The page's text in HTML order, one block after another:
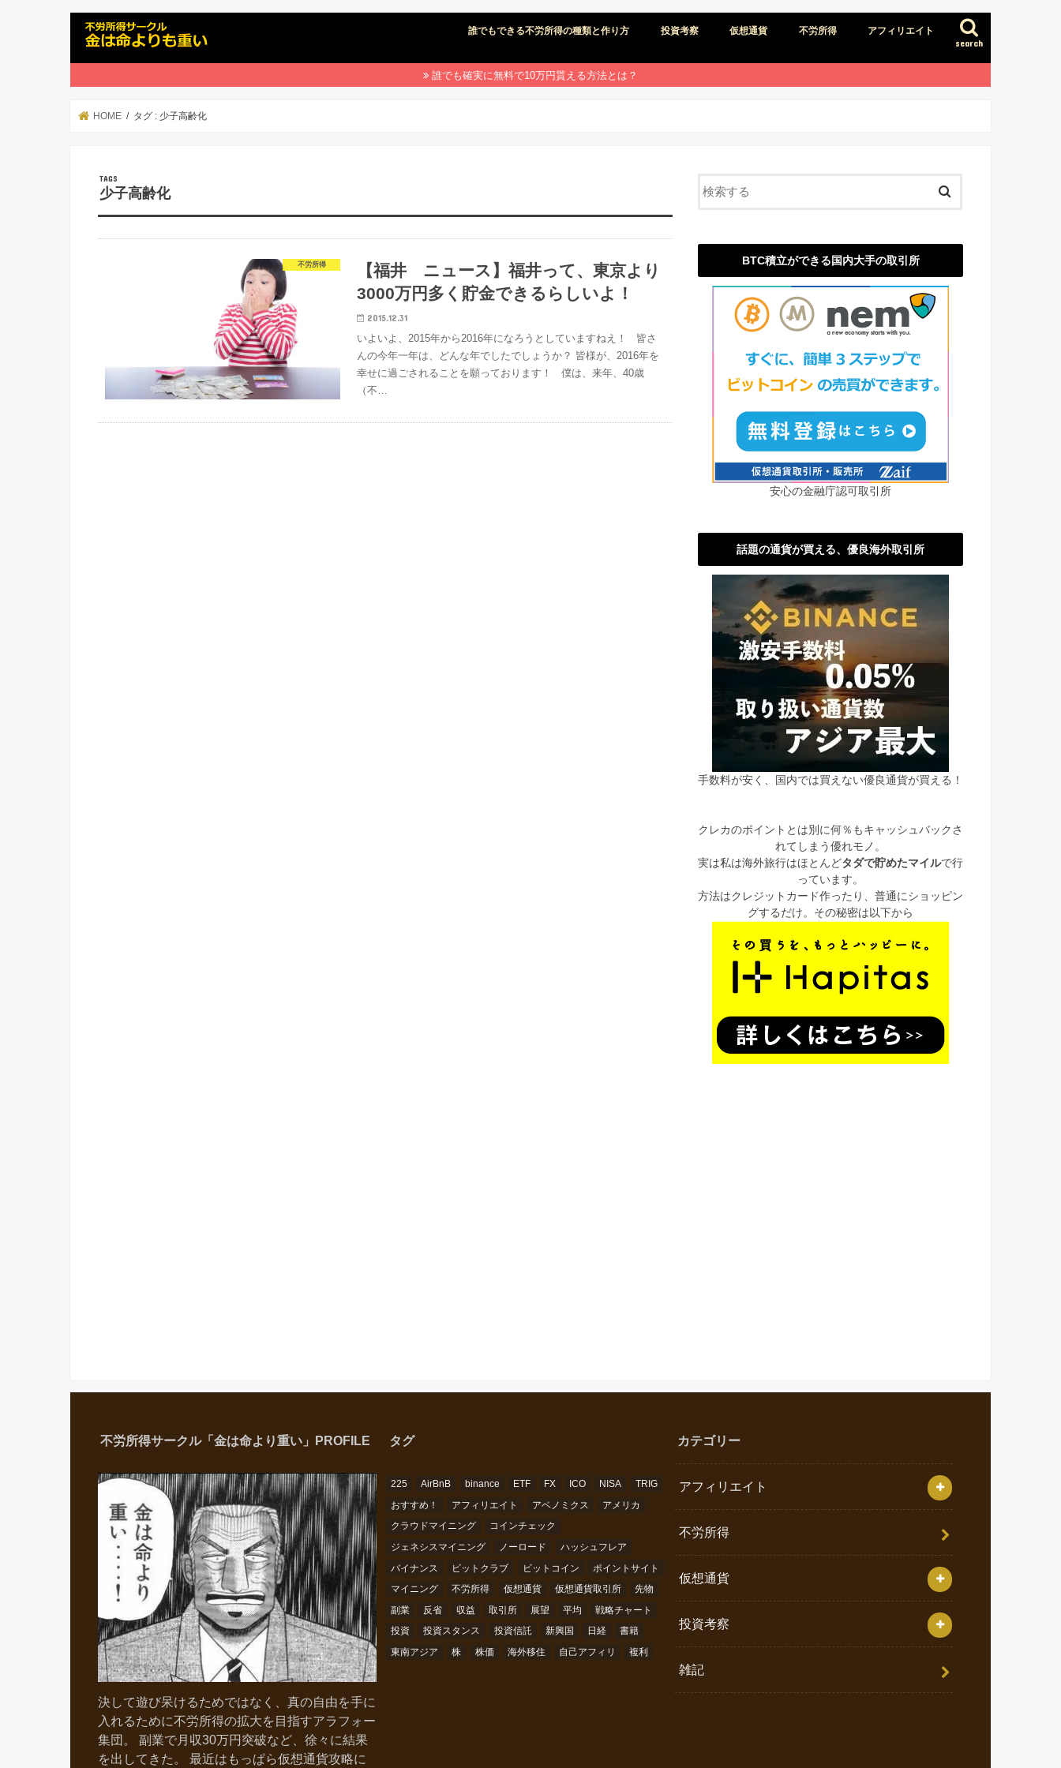
search
誰でもできる不労所得の種類と作り方 投資考察 仮想通貨 不労所得 アフィリエイト
誰でも確実に無料で10万円貰える方法とは？
HOME タグ : 少子高齢化
少子高齢化
不労所得
【福井 ニュース】福井って、東京より
3000万円多く貯金できるらしいよ！
2015.12.31
いよいよ、2015年から2016年になろうとしていますねえ！ 皆さ
んの今年一年は、どんな年でしたでしょうか？ 皆様が、2016年を
幸せに過ごされることを願っております！ 僕は、来年、40歳
（不…
BTC積立ができる国内大手の取引所
安心の金融庁認可取引所
話題の通貨が買える、優良海外取引所
手数料が安く、国内では買えない優良通貨が買える！
クレカのポイントとは別に何％もキャッシュバックさ
れてしまう優れモノ。
実は私は海外旅行はほとんどタダで貯めたマイルで行
っています。
方法はクレジットカード作ったり、普通にショッピン
グするだけ。その秘密は以下から
不労所得サークル「金は命より重い」PROFILE
決して遊び呆けるためではなく、真の自由を手に
入れるために不労所得の拡大を目指すアラフォー
集団。 副業で月収30万円突破など、徐々に結果
を出してきた。 最近はもっぱら仮想通貨攻略に
タグ
225 AirBnB binance ETF FX ICO NISA
TRIG
おすすめ！
アフィリエイト アベノミクス
アメリカ
クラウドマイニング
コインチェック
ジェネシスマイニング
ノーロード
ハッシュフレア
バイナンス
ビットクラブ ビットコイン
ポイントサイト
マイニング
不労所得 仮想通貨 仮想通貨取引所
先物
副業
反省 収益 取引所 展望 平均
戦略チャート
投資
投資スタンス 投資信託 新興国 日経
書籍
東南アジア
株 株価 海外移住 自己アフィリ 複利
カテゴリー
アフィリエイト
不労所得
仮想通貨
投資考察
雑記